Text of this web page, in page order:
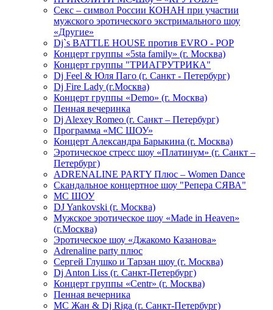
Секс – символ России КОНАН при участии
мужского эротического экстримального шоу
«Другие»
Dj`s BATTLE HOUSE против EVRO - POP
Концерт группы «5sta family» (г. Москва)
Концерт группы "ТРИАГРУТРИКА"
Dj Feel & Юля Паго (г. Санкт - Петербург)
Dj Fire Lady (г.Москва)
Концерт группы «Demo» (г. Москва)
Пенная вечеринка
Dj Alexey Romeo (г. Санкт – Петербург)
Программа «МС ШОУ»
Концерт Александра Барыкина (г. Москва)
Эротическое стресс шоу «Платинум» (г. Санкт –
Петербург)
ADRENALINE PARTY Плюс – Women Dance
Скандальное концертное шоу "Репера СЯВА"
МС ШОУ
DJ Yankovski (г. Москва)
Мужское эротическое шоу «Made in Heaven»
(г.Москва)
Эротическое шоу «Джакомо Казанова»
Adrenaline party плюс
Сергей Глушко и Тарзан шоу (г. Москва)
Dj Anton Liss (г. Санкт-Петербург)
Концерт группы «Centr» (г. Москва)
Пенная вечерника
МС Жан & Dj Riga (г. Санкт-Петербург)